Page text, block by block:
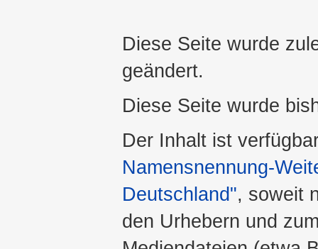
Diese Seite wurde
geändert.
Diese Seite wurde
Der Inhalt ist
Namensnennung-
Deutschland", soweit
den Urhebern und